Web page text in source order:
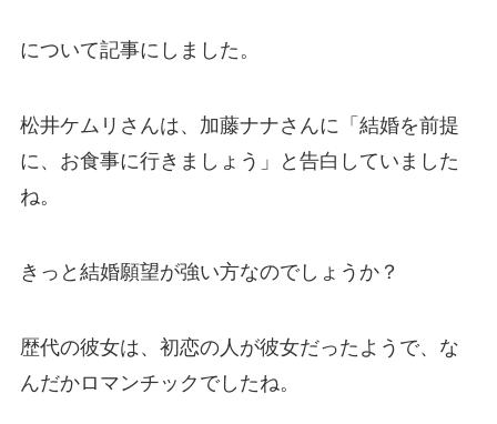
について記事にしました。
松井ケムリさんは、加藤ナナさんに「結婚を前提
に、お食事に行きましょう」と告白していました
ね。
きっと結婚願望が強い方なのでしょうか？
歴代の彼女は、初恋の人が彼女だったようで、な
んだかロマンチックでしたね。